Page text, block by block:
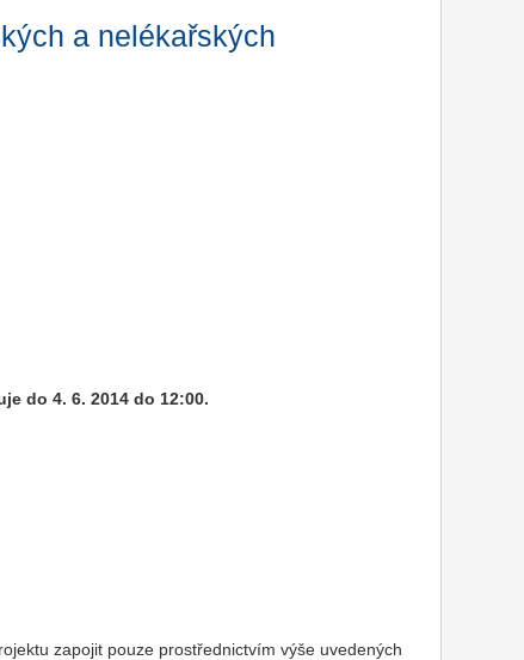
a nelékařských
do 4. 6. 2014 do 12:00.
zapojit pouze prostřednictvím výše uvedených